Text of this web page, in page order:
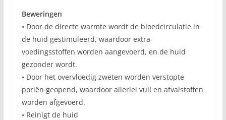
Beweringen
• Door de directe warmte wordt de bloedcirculatie in
de huid gestimuleerd, waardoor extra-
voedingsstoffen worden aangevoerd, en de huid
gezonder wordt.
• Door het overvloedig zweten worden verstopte
poriën geopend, waardoor allerlei vuil en afvalstoffen
worden afgevoerd.
• Reinigt de huid